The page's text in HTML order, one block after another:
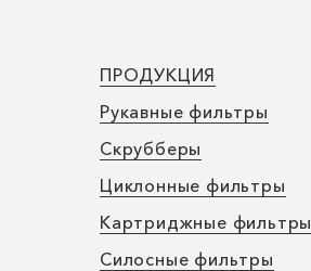
ПРОДУКЦИЯ
Рукавные фильтры
Скрубберы
Циклонные фильтры
Картриджные фильтры
Силосные фильтры